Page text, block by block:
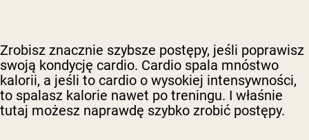
Zrobisz znacznie szybsze postępy, jeśli poprawisz
swoją kondycję cardio. Cardio spala mnóstwo
kalorii, a jeśli to cardio o wysokiej intensywności,
to spalasz kalorie nawet po treningu. I właśnie
tutaj możesz naprawdę szybko zrobić postępy.